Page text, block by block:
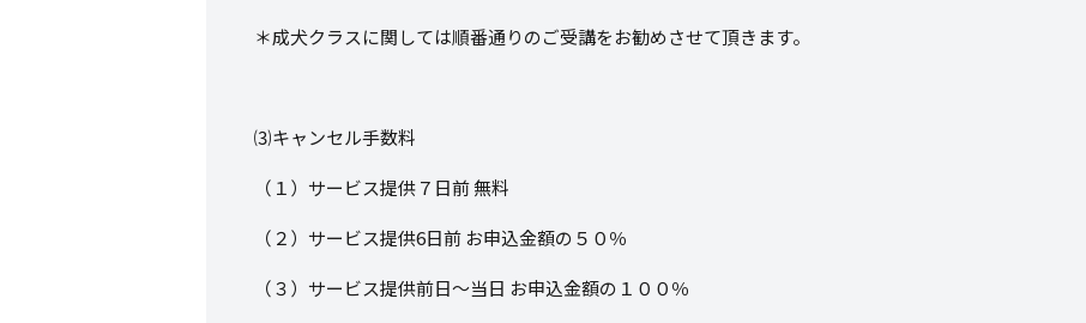
＊成犬クラスに関しては順番通りのご受講をお勧めさせて頂きます。
⑶キャンセル手数料
（１）サービス提供７日前 無料
（２）サービス提供6日前 お申込金額の５０％
（３）サービス提供前日～当日 お申込金額の１００％